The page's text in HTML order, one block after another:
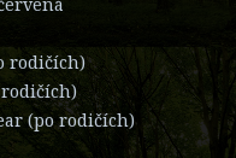
rodičích)
rodičích)
(po rodičích)